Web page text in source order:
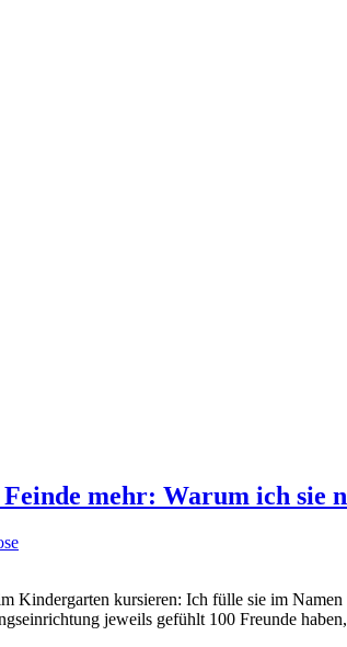
mehr: Warum ich sie
Kindergarten kursieren: Ich fülle sie im
jeweils gefühlt 100 Freunde